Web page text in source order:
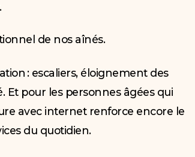
de nos aînés.
: escaliers, éloignement des
Et pour les personnes âgées qui
avec internet renforce encore le
du quotidien.